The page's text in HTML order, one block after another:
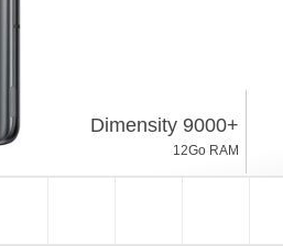
Dimensity 9000+
12Go RAM